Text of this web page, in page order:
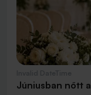
Júniusban nőtt